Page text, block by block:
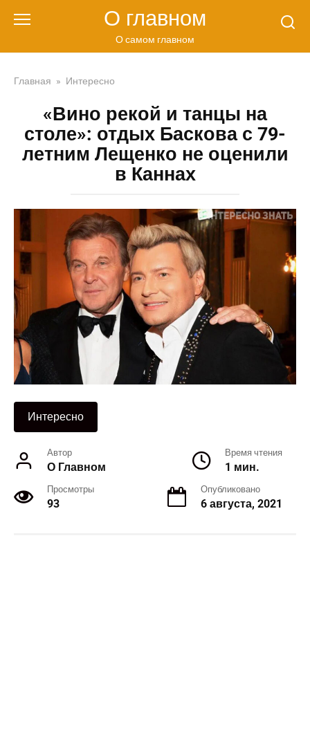
О главном
О самом главном
Главная » Интересно
«Вино рекой и танцы на
столе»: отдых Баскова с 79-
летним Лещенко не оценили
в Каннах
Интересно
Автор
О Главном
Время чтения
1 мин.
Просмотры
93
Опубликовано
6 августа, 2021